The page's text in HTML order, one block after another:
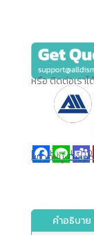
หรือ ติดต่อเรา
แชร์ให้เพื่อนขอ
หมวดหมู่:
คำอธิบาย